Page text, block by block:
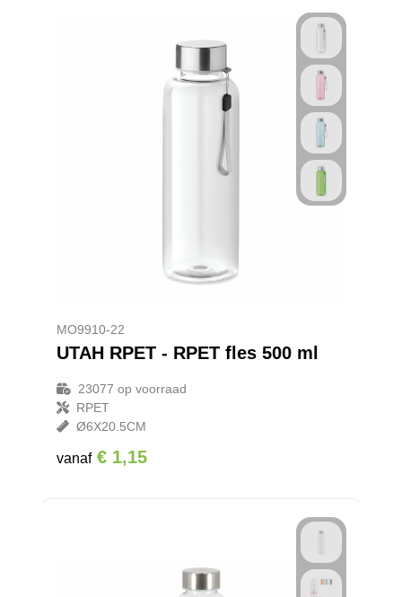
MO9910-22
UTAH RPET - RPET fles 500 ml
23077 op voorraad
RPET
Ø6X20.5CM
vanaf € 1,15